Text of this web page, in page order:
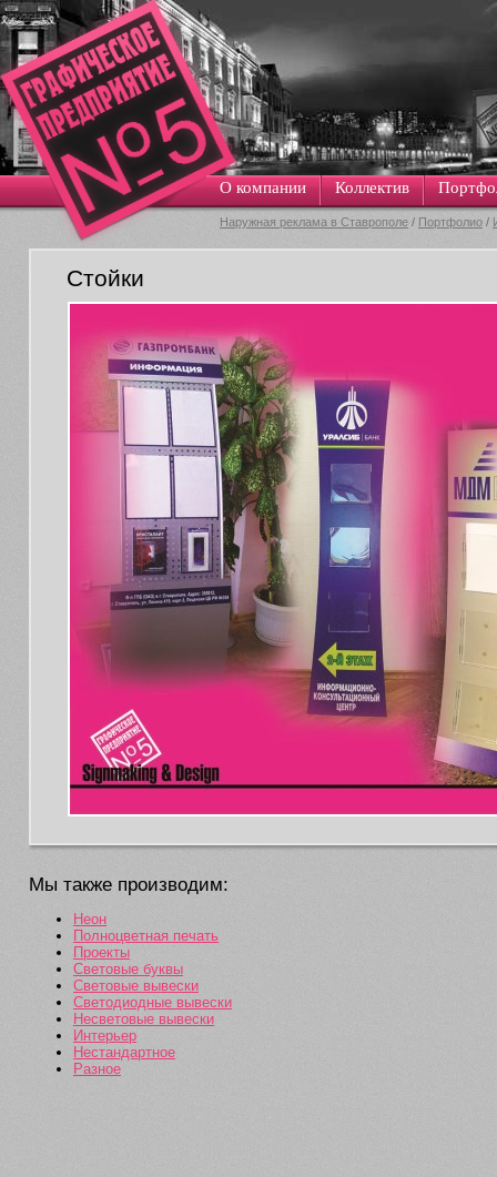
О компании Коллектив
Наружная реклама в Ставрополе / Портфолио /
Стойки
Мы также производим:
Неон
Полноцветная печать
Проекты
Световые буквы
Световые вывески
Светодиодные вывески
Несветовые вывески
Интерьер
Нестандартное
Разное